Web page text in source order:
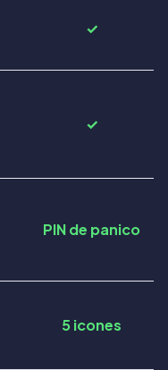
✓
✓
PIN de panico
5 icones